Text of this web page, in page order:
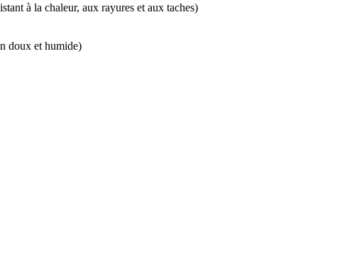
à la chaleur, aux rayures et aux taches)
doux et humide)